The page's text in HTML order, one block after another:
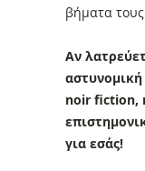
βήματα
Αν
noir fiction,
για εσάς!